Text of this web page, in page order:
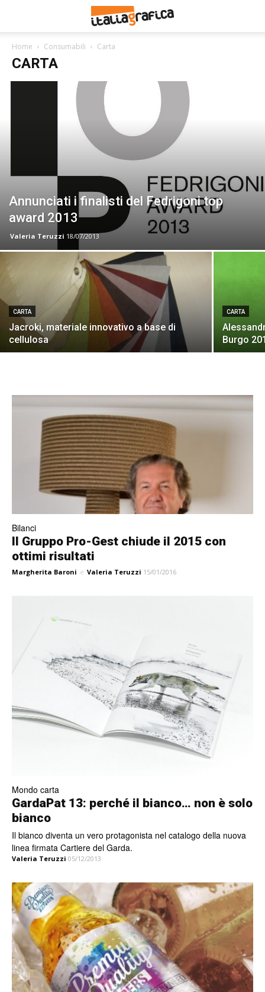
Home Consumabili Carta
CARTA
Annunciati i finalisti del Fedrigoni top
award 2013
Valeria Teruzzi 18/07/2013
CARTA
Jacroki, materiale innovativo a base di
cellulosa
CARTA
Burgo
Bilanci
Il Gruppo Pro-Gest chiude il 2015 con
ottimi risultati
Margherita Baroni e Valeria Teruzzi 15/01/2016
Mondo carta
GardaPat 13: perché il bianco… non è solo
bianco
Il bianco diventa un vero protagonista nel catalogo della nuova
linea firmata Cartiere del Garda.
Valeria Teruzzi 05/12/2013